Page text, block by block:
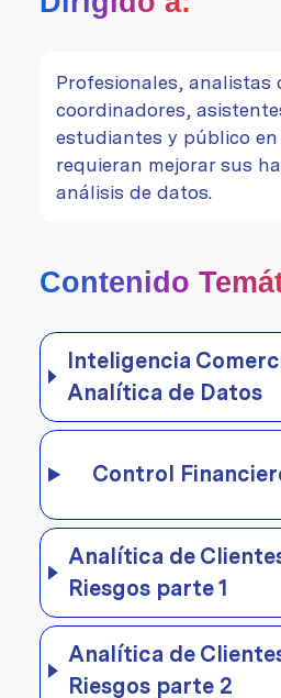
Profesionales, analistas
coordinadores,
estudiantes y público
requieran mejorar sus
análisis de datos.
Contenido
Inteligencia
Analítica de Datos
Control
Analítica de
Riesgos parte 1
Analítica de
Riesgos parte 2